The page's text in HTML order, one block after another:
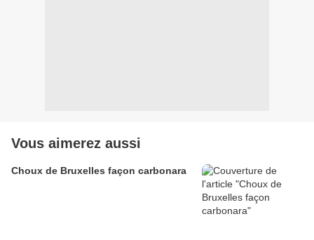
Vous aimerez aussi
Choux de Bruxelles façon carbonara